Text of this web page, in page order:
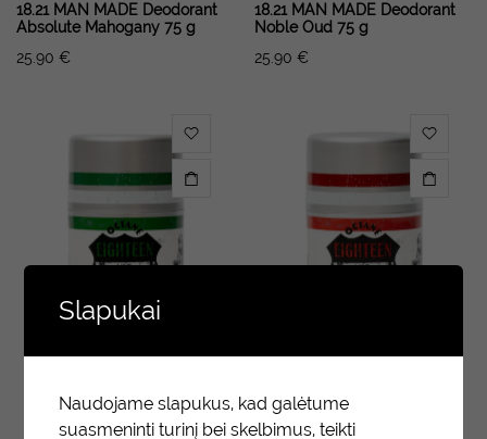
18.21 MAN MADE Deodorant
Absolute Mahogany 75 g
25.90 €
18.21 MAN MADE Deodorant
Noble Oud 75 g
25.90 €
Slapukai
Naudojame slapukus, kad galėtume
suasmeninti turinį bei skelbimus, teikti